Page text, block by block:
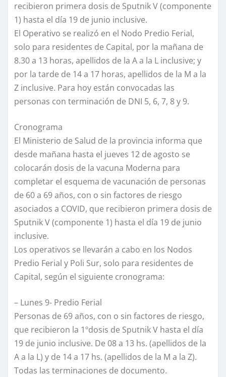
recibieron primera dosis de Sputnik V (componente
1) hasta el día 19 de junio inclusive.
El Operativo se realizó en el Nodo Predio Ferial,
solo para residentes de Capital, por la mañana de
8.30 a 13 horas, apellidos de la A a la L inclusive; y
por la tarde de 14 a 17 horas, apellidos de la M a la
Z inclusive. Para hoy están convocadas las
personas con terminación de DNI 5, 6, 7, 8 y 9.
Cronograma
El Ministerio de Salud de la provincia informa que
desde mañana hasta el jueves 12 de agosto se
colocarán dosis de la vacuna Moderna para
completar el esquema de vacunación de personas
de 60 a 69 años, con o sin factores de riesgo
asociados a COVID, que recibieron primera dosis de
Sputnik V (componente 1) hasta el día 19 de junio
inclusive.
Los operativos se llevarán a cabo en los Nodos
Predio Ferial y Poli Sur, solo para residentes de
Capital, según el siguiente cronograma:
– Lunes 9- Predio Ferial
Personas de 69 años, con o sin factores de riesgo,
que recibieron la 1ºdosis de Sputnik V hasta el día
19 de junio inclusive. De 08 a 13 hs. (apellidos de la
A a la L) y de 14 a 17 hs. (apellidos de la M a la Z).
Todas las terminaciones de documento.